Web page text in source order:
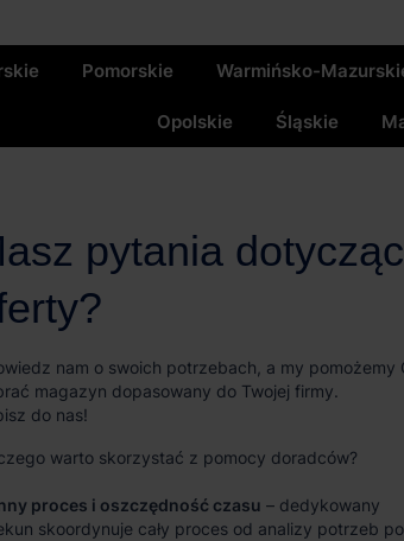
Pomorskie Warmińsko-
Opolskie Śląskie
pytania
nam o swoich potrzebach, a my pomożemy
magazyn dopasowany do Twojej firmy.
do nas!
warto skorzystać z pomocy doradców?
proces i oszczędność czasu – dedykowany
skoordynuje cały proces od analizy potrzeb po